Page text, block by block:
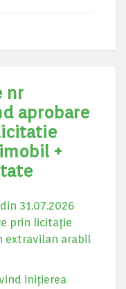
nr
aprobare
+
31.07.2026
prin licitație
extravilan arabil
inițierea